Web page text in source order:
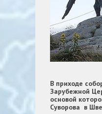
В приходе
Зарубежной
основой
Суворова в